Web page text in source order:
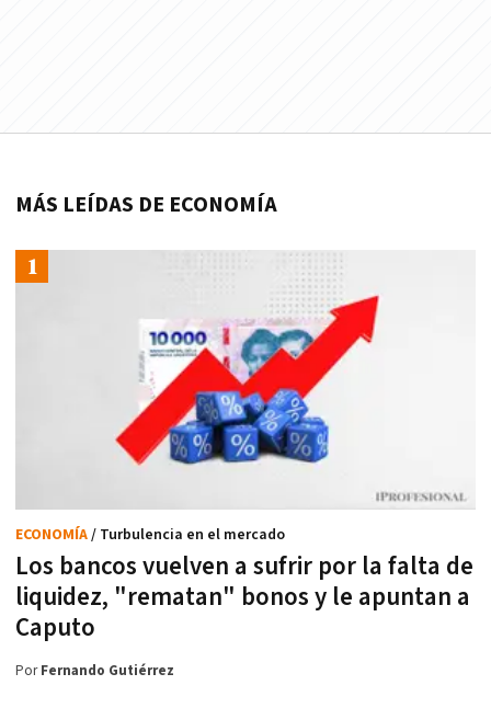
MÁS LEÍDAS DE ECONOMÍA
Los bancos vuelven a sufrir por la falta de
liquidez, "rematan" bonos y le apuntan a
Caputo
ECONOMÍA/ Turbulencia en el mercado
PorFernando Gutiérrez